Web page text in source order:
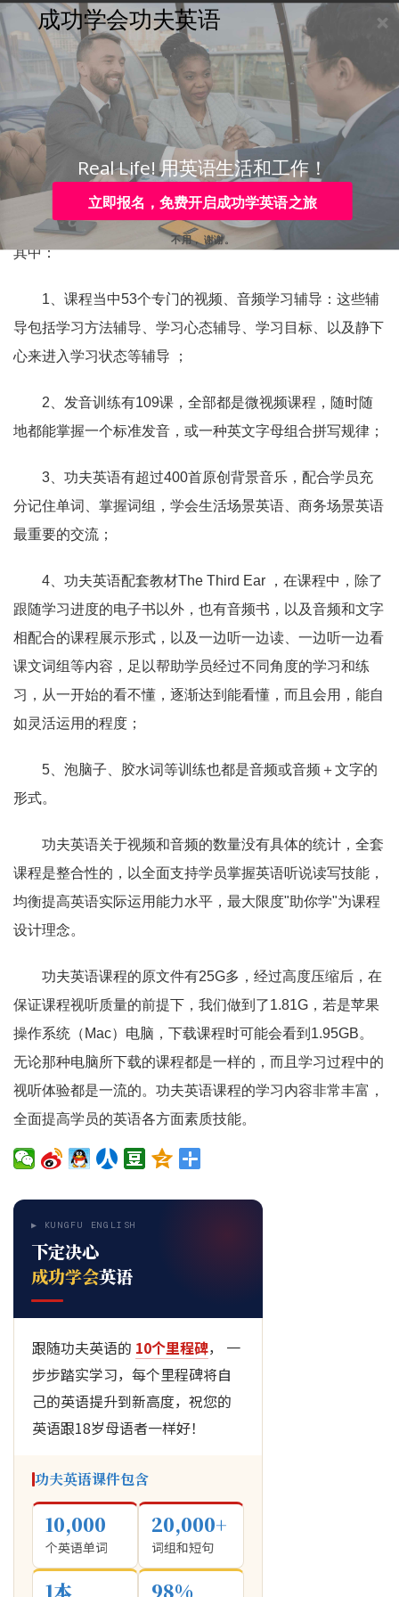
购买
注册
Toggle
navigation
咨询热线：
4006-979-088 或 0755-88820630
请问视频和音频在功夫英
语里有多少？
功夫英语课程包含了视频、音频、文字等多媒体形式。
其中：
1、课程当中53个专门的视频、音频学习辅导：这些辅
导包括学习方法辅导、学习心态辅导、学习目标、以及静下
心来进入学习状态等辅导 ；
2、发音训练有109课，全部都是微视频课程，随时随
地都能掌握一个标准发音，或一种英文字母组合拼写规律；
3、功夫英语有超过400首原创背景音乐，配合学员充
分记住单词、掌握词组，学会生活场景英语、商务场景英语
最重要的交流；
4、功夫英语配套教材The Third Ear ，在课程中，除了
跟随学习进度的电子书以外，也有音频书，以及音频和文字
相配合的课程展示形式，以及一边听一边读、一边听一边看
课文词组等内容，足以帮助学员经过不同角度的学习和练
习，从一开始的看不懂，逐渐达到能看懂，而且会用，能自
如灵活运用的程度；
5、泡脑子、胶水词等训练也都是音频或音频＋文字的
形式。
功夫英语关于视频和音频的数量没有具体的统计，全套
课程是整合性的，以全面支持学员掌握英语听说读写技能，
均衡提高英语实际运用能力水平，最大限度"助你学"为课程
设计理念。
功夫英语课程的原文件有25G多，经过高度压缩后，在
保证课程视听质量的前提下，我们做到了1.81G，若是苹果
操作系统（Mac）电脑，下载课程时可能会看到1.95GB。
无论那种电脑所下载的课程都是一样的，而且学习过程中的
视听体验都是一流的。功夫英语课程的学习内容非常丰富，
全面提高学员的英语各方面素质技能。
▶ KUNGFU ENGLISH
下定决心
成功学会英语
跟随功夫英语的 10个里程碑， 一
步步踏实学习，每个里程碑将自
己的英语提升到新高度，祝您的
英语跟18岁母语者一样好！
功夫英语课件包含
10,000
个英语单词
20,000+
词组和短句
1本 98%
立即报名，免费开启成功学英语之旅
成功学会功夫英语
Real Life! 用英语生活和工作！
不用， 谢谢。